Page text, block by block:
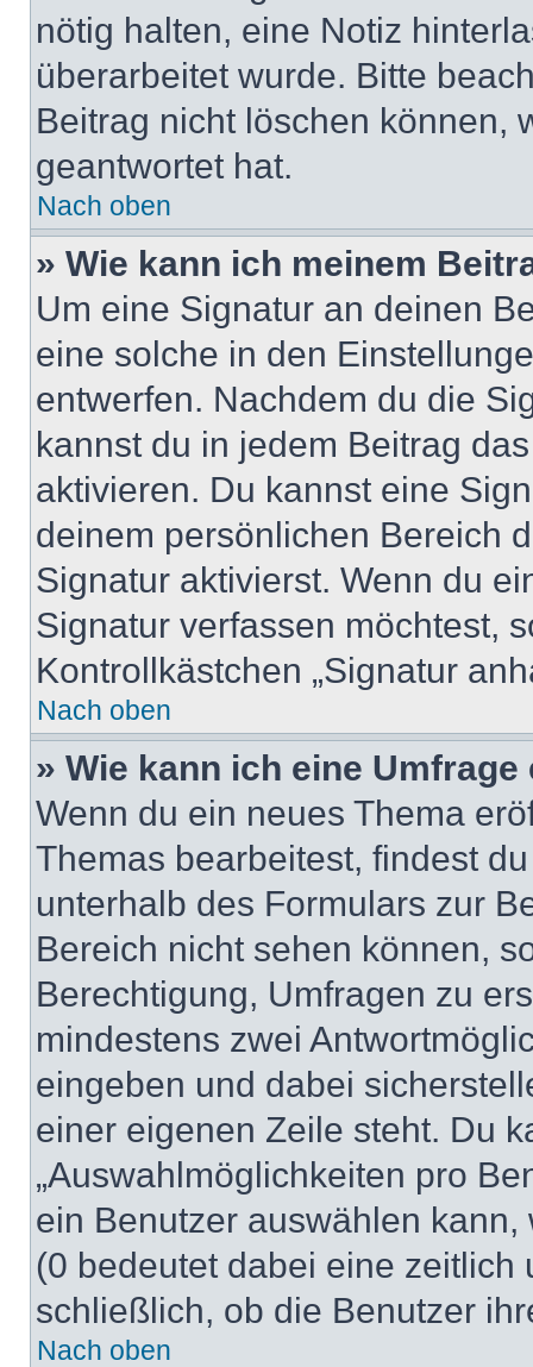
nötig halten, eine Notiz
überarbeitet wurde. Bitte
Beitrag nicht löschen können,
geantwortet hat.
Nach oben
» Wie kann ich meinem
Um eine Signatur an deinen
eine solche in den
entwerfen. Nachdem du die
kannst du in jedem Beitrag
aktivieren. Du kannst eine
deinem persönlichen Bereich
Signatur aktivierst. Wenn du
Signatur verfassen möchtest,
Kontrollkästchen „Signatur
Nach oben
» Wie kann ich eine
Wenn du ein neues Thema
Themas bearbeitest, findest
unterhalb des Formulars zur
Bereich nicht sehen können,
Berechtigung, Umfragen zu
mindestens zwei
eingeben und dabei
einer eigenen Zeile steht. Du
„Auswahlmöglichkeiten pro
ein Benutzer auswählen
(0 bedeutet dabei eine
schließlich, ob die Benutzer
Nach oben